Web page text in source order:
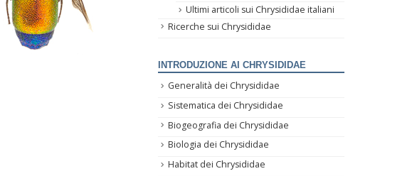
Ultimi articoli sui Chrysididae italiani
Ricerche sui Chrysididae
INTRODUZIONE AI CHRYSIDIDAE
Generalità dei Chrysididae
Sistematica dei Chrysididae
Biogeografia dei Chrysididae
Biologia dei Chrysididae
Habitat dei Chrysididae